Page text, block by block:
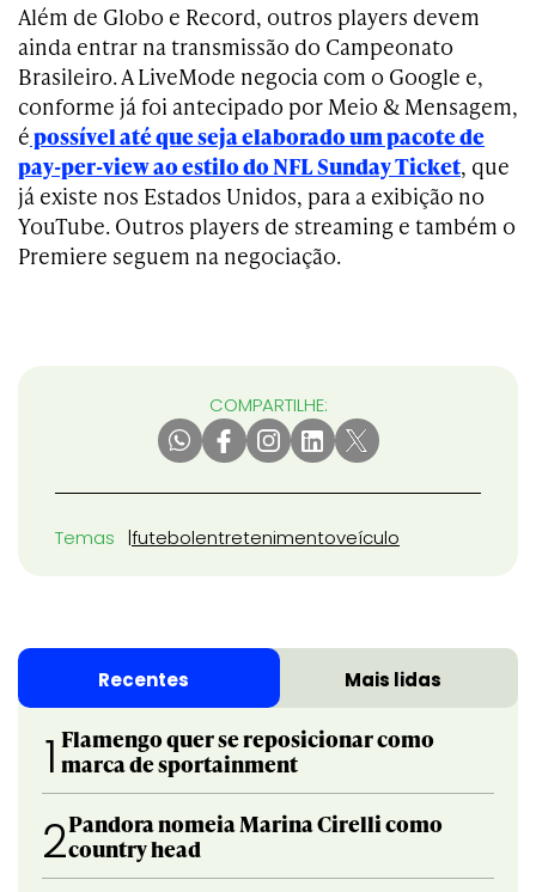
Além de Globo e Record, outros players devem
ainda entrar na transmissão do Campeonato
Brasileiro. A LiveMode negocia com o Google e,
conforme já foi antecipado por Meio & Mensagem,
épossível até que seja elaborado um pacote de
pay-per-view ao estilo do NFL Sunday Ticket, que
já existe nos Estados Unidos, para a exibição no
YouTube. Outros players de streaming e também o
Premiere seguem na negociação.
COMPARTILHE:
Temas futebolentretenimentoveículo
Recentes Mais lidas
1 Flamengo quer se reposicionar como
marca de sportainment
2Pandora nomeia Marina Cirelli como
country head